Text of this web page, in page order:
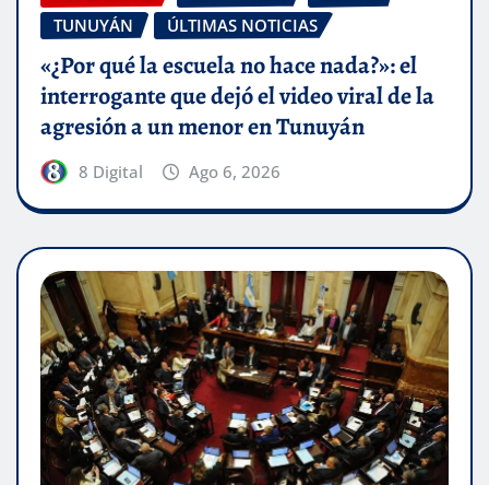
TUNUYÁN
ÚLTIMAS NOTICIAS
«¿Por qué la escuela no hace nada?»: el
interrogante que dejó el video viral de la
agresión a un menor en Tunuyán
8 Digital Ago 6, 2026